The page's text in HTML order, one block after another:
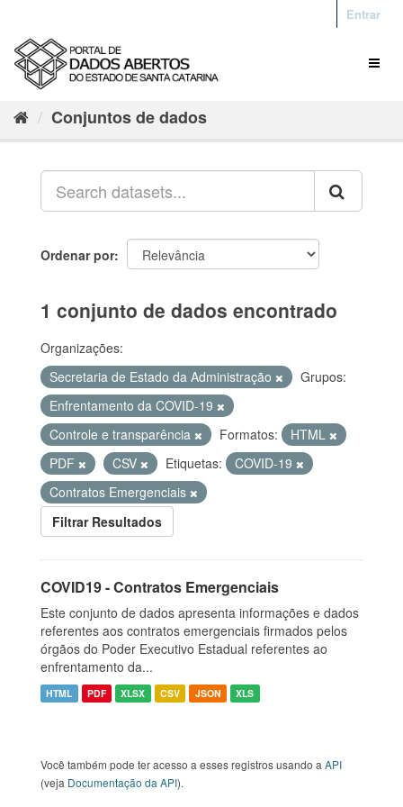
Entrar
Conjuntos de dados
Ordenar por
1 conjunto de dados encontrado
Organizações:
Secretaria de Estado da Administração
Grupos:
Enfrentamento da COVID-19
Controle e transparência
Formatos:
HTML
PDF
CSV Etiquetas:
COVID-19
Contratos Emergenciais
Filtrar Resultados
COVID19 - Contratos Emergenciais
Este conjunto de dados apresenta informações e dados
referentes aos contratos emergenciais firmados pelos
órgãos do Poder Executivo Estadual referentes ao
enfrentamento da...
HTML PDF XLSX CSV JSON XLS
Você também pode ter acesso a esses registros usando a API
(veja Documentação da API).